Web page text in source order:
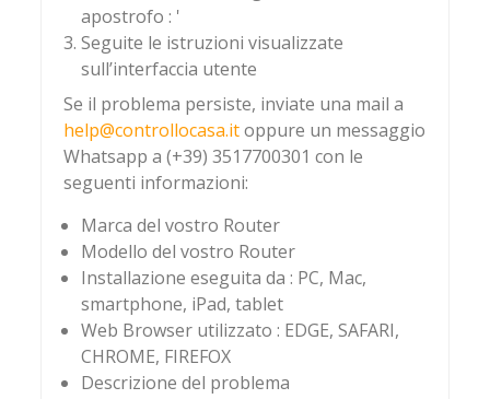
apostrofo : '
Seguite le istruzioni visualizzate
sull’interfaccia utente
Se il problema persiste, inviate una mail a
help@controllocasa.itoppure un messaggio
Whatsapp a (+39) 3517700301 con le
seguenti informazioni:
Marca del vostro Router
Modello del vostro Router
Installazione eseguita da : PC, Mac,
smartphone, iPad, tablet
Web Browser utilizzato : EDGE, SAFARI,
CHROME, FIREFOX
Descrizione del problema